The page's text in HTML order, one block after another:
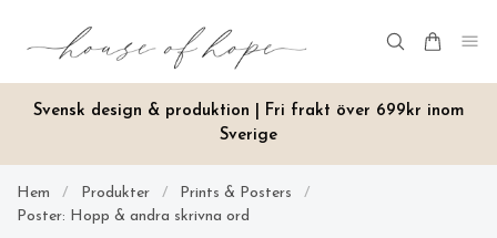
Svensk design & produktion | Fri frakt över 699kr inom
Sverige
Hem / Produkter / Prints & Posters
/
Poster: Hopp & andra skrivna ord